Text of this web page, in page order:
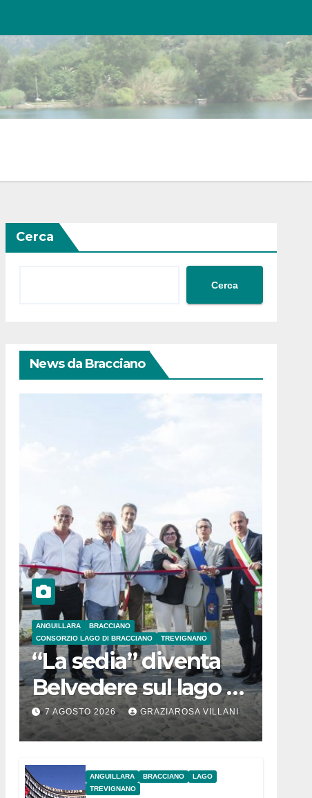
Cerca
Cerca
News da Bracciano
ANGUILLARA
BRACCIANO
CONSORZIO LAGO DI BRACCIANO
TREVIGNANO
“La sedia” diventa
Belvedere sul lago di
Bracciano: ieri
l’inaugurazione
7 AGOSTO 2026 GRAZIAROSA VILLANI
ANGUILLARA BRACCIANO
LAGO
TREVIGNANO